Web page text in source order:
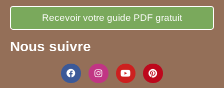
Nous suivre